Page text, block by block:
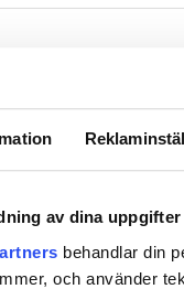
av dina uppgifter
behandlar din
och använder
reparationerna av
om mamman har en